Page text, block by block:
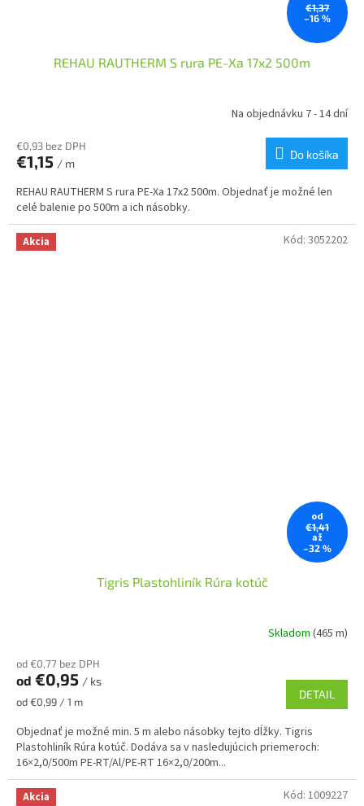
€1,37
–16 %
REHAU RAUTHERM S rura PE-Xa 17x2 500m
Na objednávku 7 - 14 dní
€0,93 bez DPH
€1,15 / m
Do košíka
REHAU RAUTHERM S rura PE-Xa 17x2 500m. Objednať je možné len
celé balenie po 500m a ich násobky.
Akcia
od
€1,41
až
–32 %
Tigris Plastohliník Rúra kotúč
Skladom (465 m)
od €0,77 bez DPH
od €0,95 / ks
Jednotková
od €0,99 / 1 m
DETAIL
Objednať je možné min. 5 m alebo násobky tejto dĺžky. Tigris
Plastohliník Rúra kotúč. Dodáva sa v nasledujúcich priemeroch:
16×2,0/500m PE-RT/Al/PE-RT 16×2,0/200m...
Kód: 3052202
Akcia Kód: 1009227